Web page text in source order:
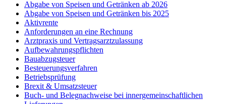
Abgabe von Speisen und Getränken ab 2026
Abgabe von Speisen und Getränken bis 2025
Aktivrente
Anforderungen an eine Rechnung
Arztpraxis und Vertragsarztzulassung
Aufbewahrungspflichten
Bauabzugsteuer
Besteuerungsverfahren
Betriebsprüfung
Brexit & Umsatzsteuer
Buch- und Belegnachweise bei innergemeinschaftlichen